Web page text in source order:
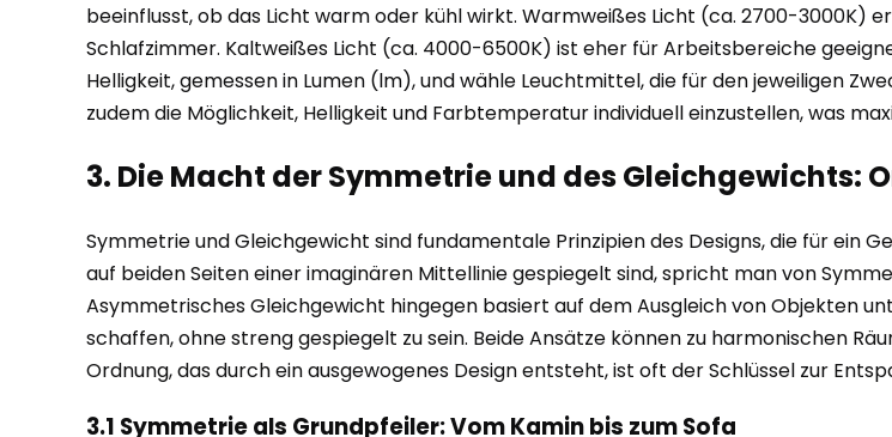
beeinflusst, ob das Licht warm oder kühl wirkt. Warmweißes Licht (ca. 2700-3000K)
Schlafzimmer. Kaltweißes Licht (ca. 4000-6500K) ist eher für Arbeitsbereiche
Helligkeit, gemessen in Lumen (lm), und wähle Leuchtmittel, die für den jeweiligen
zudem die Möglichkeit, Helligkeit und Farbtemperatur individuell einzustellen, was
3. Die Macht der Symmetrie und des Gleichgewichts:
Symmetrie und Gleichgewicht sind fundamentale Prinzipien des Designs, die für ein
auf beiden Seiten einer imaginären Mittellinie gespiegelt sind, spricht man von
Asymmetrisches Gleichgewicht hingegen basiert auf dem Ausgleich von Objekten
schaffen, ohne streng gespiegelt zu sein. Beide Ansätze können zu harmonischen
Ordnung, das durch ein ausgewogenes Design entsteht, ist oft der Schlüssel zur
3.1 Symmetrie als Grundpfeiler: Vom Kamin bis zum Sofa